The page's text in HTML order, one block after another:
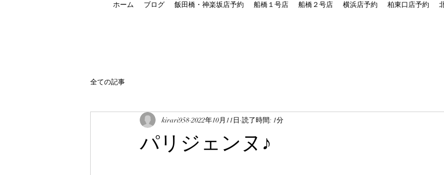
ホーム ブログ 飯田橋・神楽坂店予約 船橋１号店 船橋２号店 横浜店予約 柏東口店予約
全ての記事
パリジェンヌ♪
kirari958 2022年10月11日 読了時間: 1分